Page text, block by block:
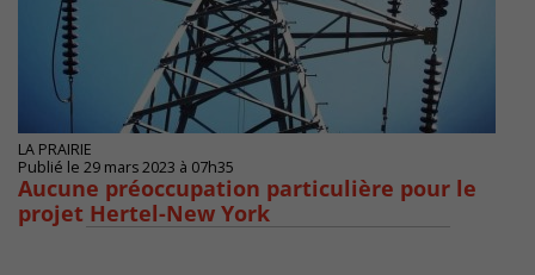
LA PRAIRIE
Publié le 29 mars 2023 à 07h35
Aucune préoccupation particulière pour le
projet Hertel-New York